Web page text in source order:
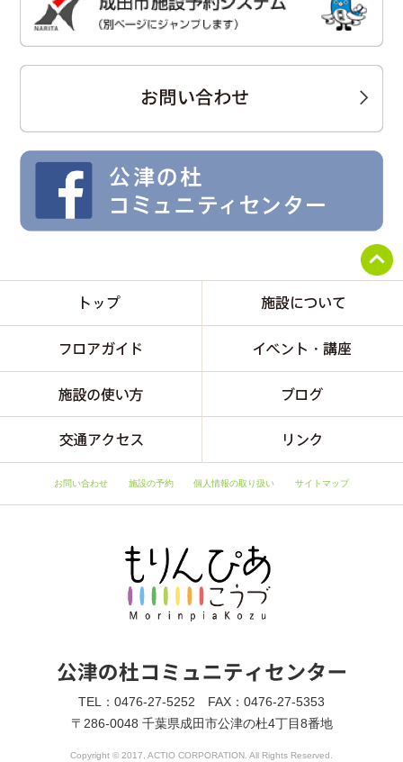
お問い合わせ 施設の予約 個人情報の取り扱い サイトマップ
TEL：0476-27-5252 FAX：0476-27-5353
〒286-0048 千葉県成田市公津の杜4丁目8番地
Copyright © 2017, ACTIO CORPORATION. All Rights Reserved.